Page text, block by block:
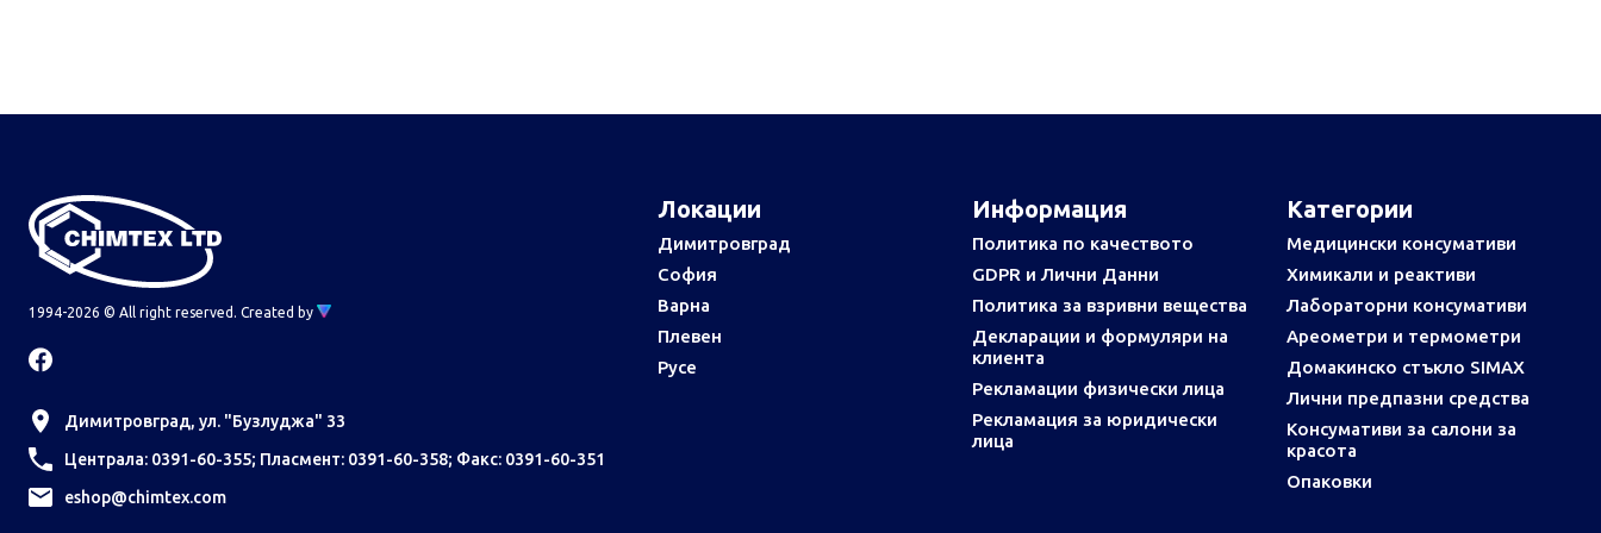
1994-2026 © All right reserved. Created by
Димитровград, ул. "Бузлуджа" 33
Централа: 0391-60-355; Пласмент: 0391-60-358; Факс: 0391-60-351
еshop@chimtex.com
Локации
Димитровград
София
Варна
Плевен
Русе
Информация
Политика по качеството
GDPR и Лични Данни
Политика за взривни вещества
Декларации и формуляри на
клиента
Рекламации физически лица
Рекламация за юридически
лица
Категории
Медицински консумативи
Химикали и реактиви
Лабораторни консумативи
Ареометри и термометри
Домакинско стъкло SIMAX
Лични предпазни средства
Консумативи за салони за
красота
Опаковки